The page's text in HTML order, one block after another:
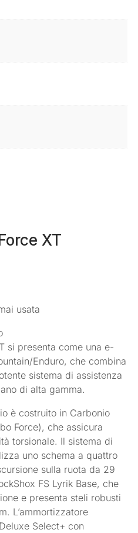
XT
usata
si presenta come una e-
Enduro, che combina
sistema di assistenza
di alta gamma.
è costruito in Carbonio
Force), che assicura
torsionale. Il sistema di
uno schema a quattro
sulla ruota da 29
FS Lyrik Base, che
e presenta steli robusti
L’ammortizzatore
Select+ con